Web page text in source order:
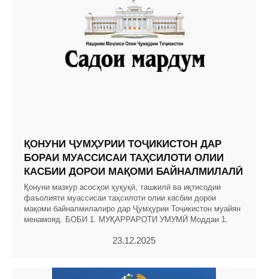
ҚОНУНИ ҶУМҲУРИИ ТОҶИКИСТОН ДАР
БОРАИ МУАССИСАИ ТАҲСИЛОТИ ОЛИИ
КАСБИИ ДОРОИ МАҚОМИ БАЙНАЛМИЛАЛӢ
Қонуни мазкур асосҳои ҳуқуқӣ, ташкилӣ ва иқтисодии
фаъолияти муассисаи таҳсилоти олии касбии дорои
мақоми байналмилалиро дар Ҷумҳурии Тоҷикистон муайян
менамояд. БОБИ 1. МУҚАРРАРОТИ УМУМӢ Моддаи 1.
23.12.2025